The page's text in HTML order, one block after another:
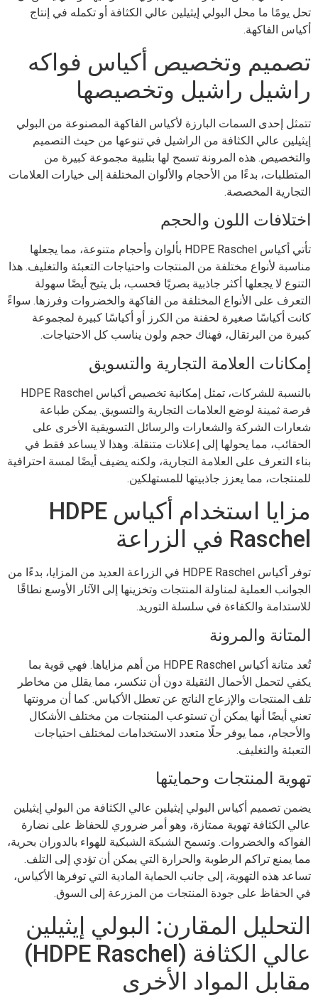
تحل يومًا ما محل البولي إيثيلين عالي الكثافة أو تكمله في إنتاج
أكياس الفاكهة.
تصميم وتخصيص أكياس فواكه
راشيل راشيل وتخصيصها
تتمثل إحدى السمات البارزة لأكياس الفاكهة المصنوعة من البولي
إيثيلين عالي الكثافة من الراشيل في تنوعها من حيث التصميم
والتخصيص. هذه المرونة تسمح لها بتلبية مجموعة كبيرة من
المتطلبات، بدءًا من الأحجام والألوان المختلفة إلى خيارات العلامات
التجارية المخصصة.
اختلافات اللون والحجم
تأتي أكياس HDPE Raschel بألوان وأحجام متنوعة، مما يجعلها
مناسبة لأنواع مختلفة من المنتجات واحتياجات التعبئة والتغليف. هذا
التنوع لا يجعلها أكثر جاذبية بصريًا فحسب، بل يتيح أيضًا سهولة
التعرف على الأنواع المختلفة من الفاكهة والخضروات وفرزها. سواءً
كانت أكياسًا صغيرة لحفنة من الكرز أو أكياسًا كبيرة لمجموعة
كبيرة من البرتقال، فهناك حجم ولون يناسب كل الاحتياجات.
إمكانات العلامة التجارية والتسويق
بالنسبة للشركات، تمثل إمكانية تخصيص أكياس HDPE Raschel
فرصة ثمينة لوضع العلامات التجارية والتسويق. يمكن طباعة
شعارات الشركة والشعارات والرسائل التسويقية الأخرى على
الحقائب، مما يحولها إلى إعلانات متنقلة. وهذا لا يساعد فقط في
بناء التعرف على العلامة التجارية، ولكنه يضيف أيضًا لمسة احترافية
للمنتجات، مما يعزز جاذبيتها للمستهلكين.
مزايا استخدام أكياس HDPE
Raschel في الزراعة
توفر أكياس HDPE Raschel في الزراعة العديد من المزايا، بدءًا من
الجوانب العملية لمناولة المنتجات وتخزينها إلى الآثار الأوسع نطاقًا
للاستدامة والكفاءة في سلسلة التوريد.
المتانة والمرونة
تُعد متانة أكياس HDPE Raschel من أهم مزاياها. فهي قوية بما
يكفي لتحمل الأحمال الثقيلة دون أن تنكسر، مما يقلل من مخاطر
تلف المنتجات والإزعاج الناتج عن تعطل الأكياس. كما أن مرونتها
تعني أيضًا أنها يمكن أن تستوعب المنتجات من مختلف الأشكال
والأحجام، مما يوفر حلًا متعدد الاستخدامات لمختلف احتياجات
التعبئة والتغليف.
تهوية المنتجات وحمايتها
يضمن تصميم أكياس البولي إيثيلين عالي الكثافة من البولي إيثيلين
عالي الكثافة تهوية ممتازة، وهو أمر ضروري للحفاظ على نضارة
الفواكه والخضروات. وتسمح الشبكة الشبكية للهواء بالدوران بحرية،
مما يمنع تراكم الرطوبة والحرارة التي يمكن أن تؤدي إلى التلف.
تساعد هذه التهوية، إلى جانب الحماية المادية التي توفرها الأكياس،
في الحفاظ على جودة المنتجات من المزرعة إلى السوق.
التحليل المقارن: البولي إيثيلين
عالي الكثافة (HDPE Raschel)
مقابل المواد الأخرى